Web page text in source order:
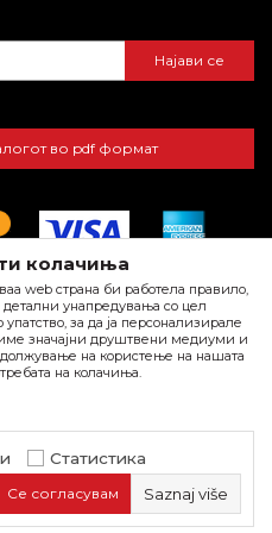
Palladio
за
Најави се
во pdf формат
во описот на производите,
се комплетни и без грешка.
од
. Сите права
колачиња
web страна би работела правило,
унапредувања со цел
за да ја персонализирале
значајни друштвени медиуми и
на користење на нашата
на колачиња.
Статистика
Saznaj više
Се согласувам